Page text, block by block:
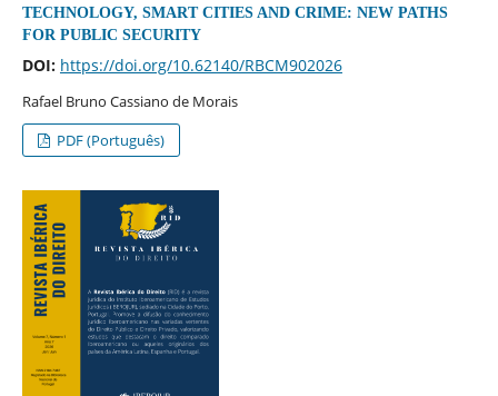
TECHNOLOGY, SMART CITIES AND CRIME: NEW PATHS
FOR PUBLIC SECURITY
DOI: https://doi.org/10.62140/RBCM902026
Rafael Bruno Cassiano de Morais
PDF (Português)